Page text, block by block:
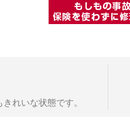
れいな状態です。